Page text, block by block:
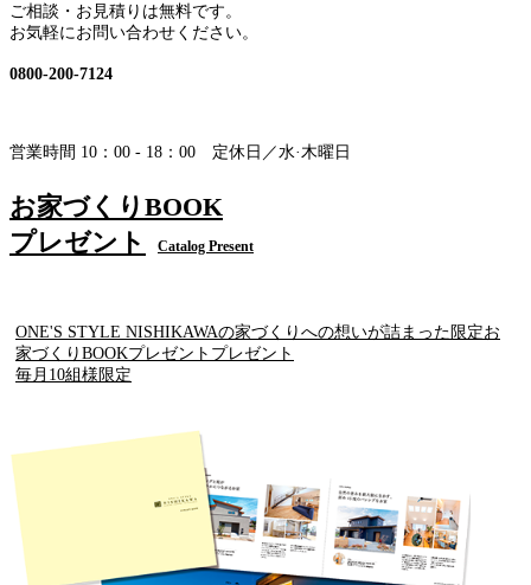
ご相談・お見積りは無料です。
お気軽にお問い合わせください。
0800-200-7124
営業時間 10：00 - 18：00 定休日／水·木曜日
お家づくりBOOK
プレゼント
Catalog Present
ONE'S STYLE NISHIKAWAの家づくりへの想いが詰まった限定お
家づくりBOOKプレゼントプレゼント
毎月10組様限定